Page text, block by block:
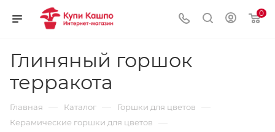
0
Глиняный горшок
терракота
Главная — Каталог — Горшки для цветов —
Керамические горшки для цветов —